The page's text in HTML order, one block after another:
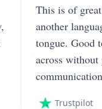
This is of
another
tongue. Good
across without
Trustpilot